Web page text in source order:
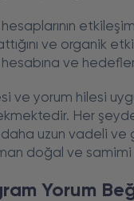
ve organik
hesabına ve
ve yorum hilesi
Her
uzun vadeli
doğal ve
Yorum